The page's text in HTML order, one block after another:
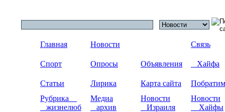
Главная Новости Связь
Спорт Опросы Объявления Хайфа
Статьи Лирика Карта сайта
Рубрика
жизнелюб
Медиа
архив
Новости
Израиля
Новости
Хайфы